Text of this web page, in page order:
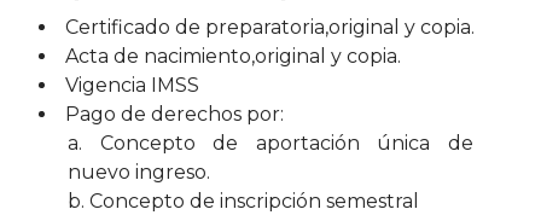
Certificado de preparatoria,original y copia.
Acta de nacimiento,original y copia.
Vigencia IMSS
Pago de derechos por:
a. Concepto de aportación única de
nuevo ingreso.
b. Concepto de inscripción semestral